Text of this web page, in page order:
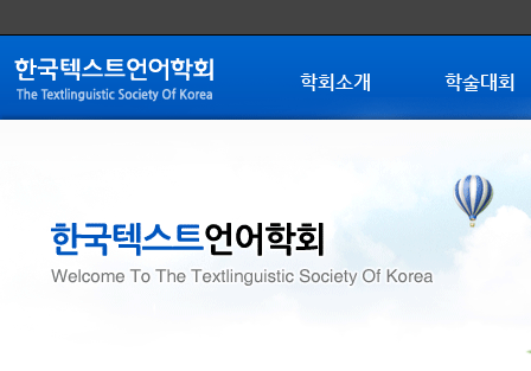
학회소개 학술대회